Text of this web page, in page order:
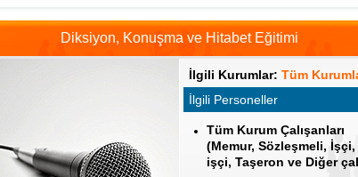
Diksiyon, Konuşma ve Hitabet Eğitimi
İlgili Kurumlar: Tüm
İlgili Personeller
Tüm Kurum Çalışanları
(Memur, Sözleşmeli,
işçi, Taşeron ve Diğer